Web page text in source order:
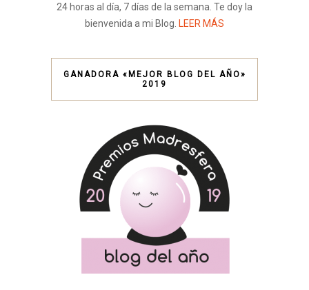
24 horas al día, 7 días de la semana. Te doy la
bienvenida a mi Blog. LEER MÁS
GANADORA «MEJOR BLOG DEL AÑO»
2019